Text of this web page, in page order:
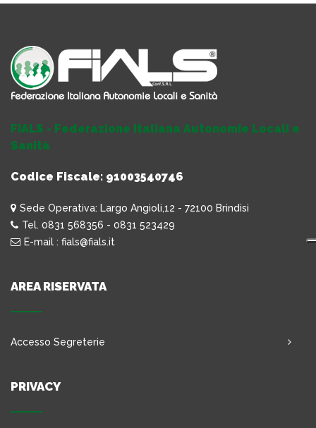
FIALS - Federazione Italiana Autonomie Locali e
Sanità
Codice Fiscale: 91003540746
Sede Operativa: Largo Angioli,12 - 72100 Brindisi
Tel. 0831 568356 - 0831 523429
E-mail : fials@fials.it
AREA RISERVATA
Accesso Segreterie
PRIVACY